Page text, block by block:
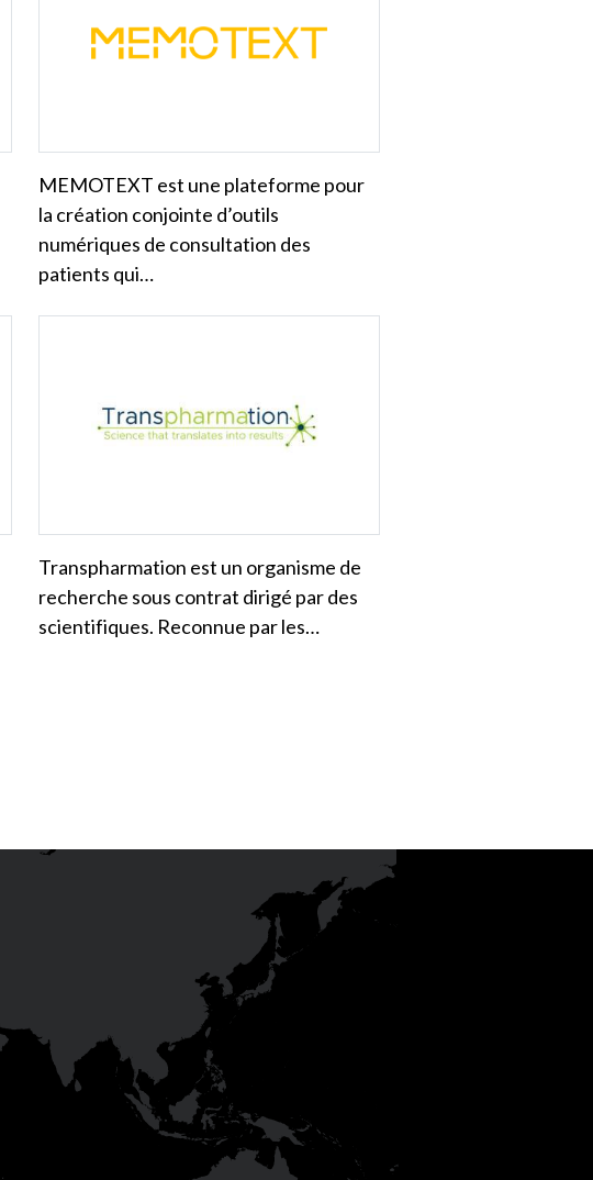
MEMOTEXT est une plateforme pour
la création conjointe d’outils
numériques de consultation des
patients qui…
Transpharmation est un organisme de
recherche sous contrat dirigé par des
scientifiques. Reconnue par les…